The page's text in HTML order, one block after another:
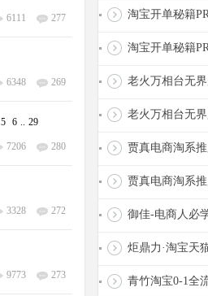
6111 277
6348 269
5 6 .. 29
7206 280
3328 272
9773 273
打全站投产20
淘宝开单秘籍
内功:综合评分
淘宝开单秘籍
上新、标题、
老火万相台无
词计划和关键
老火万相台无
案例+玩法拆解
贾真电商淘系
推广营2026.6.11
贾真电商淘系
款全推广链路拆
御佳-电商人必
短视频量产，
炬鼎力·淘宝天
课)【音频+字
青竹淘宝0-1全